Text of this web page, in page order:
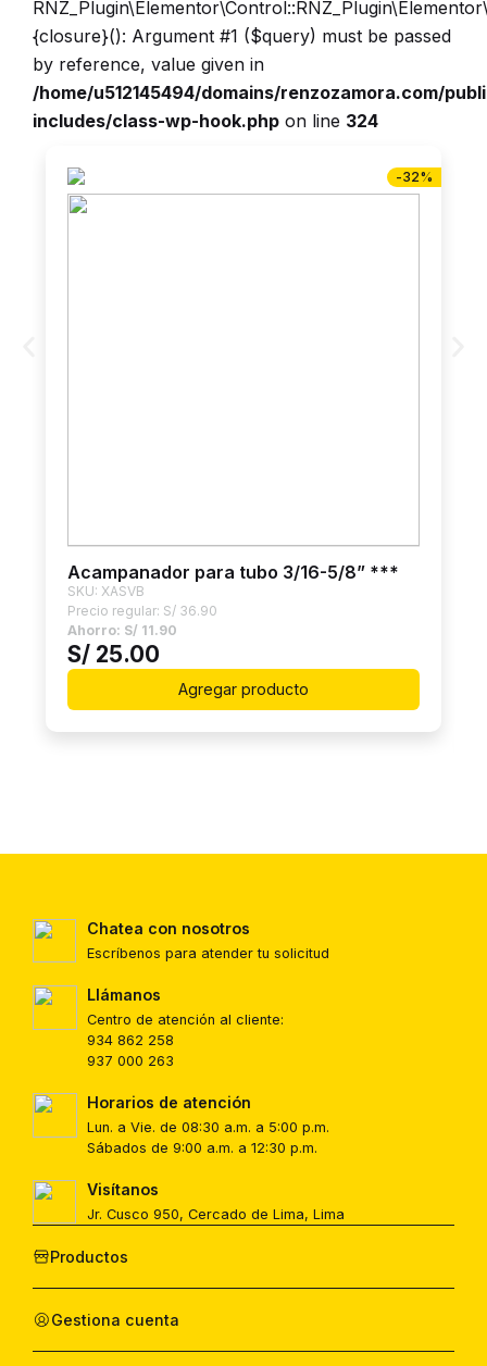
{closure}(): Argument #1 ($query) must be passed
by reference, value given in
/home/u512145494/domains/renzozamora.com/
includes/class-wp-hook.php on line 324
-32%
Acampanador para tubo 3/16-5/8” ***
SKU: XASVB
Precio regular: S/ 36.90
Ahorro: S/ 11.90
S/ 25.00
Agregar producto
Chatea con nosotros
Escríbenos para atender tu solicitud
Llámanos
Centro de atención al cliente:
934 862 258
937 000 263
Horarios de atención
Lun. a Vie. de 08:30 a.m. a 5:00 p.m.
Sábados de 9:00 a.m. a 12:30 p.m.
Visítanos
Jr. Cusco 950, Cercado de Lima, Lima
Productos
Gestiona cuenta